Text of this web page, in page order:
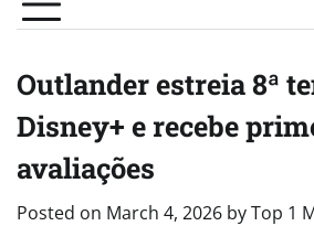
Outlander estreia 8ª
Disney+ e recebe
avaliações
Posted on March 4, 2026 byTop 1